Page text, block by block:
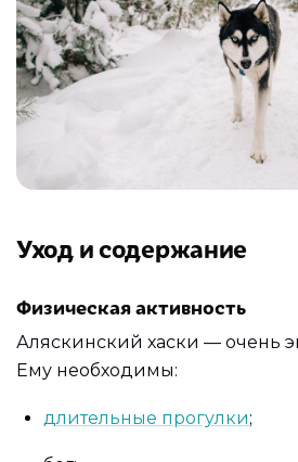
Уход и содержание
Физическая активность
Аляскинский хаски — очень
Ему необходимы:
длительные прогулки;